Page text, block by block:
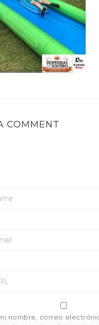
COMMENT
nombre, correo